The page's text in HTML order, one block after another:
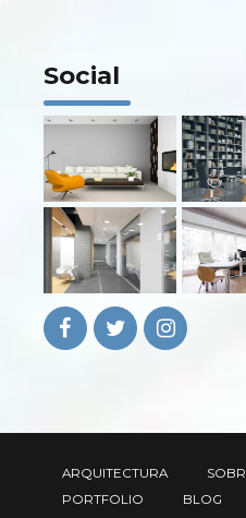
Social
ARQUITECTURA
PORTFOLIO
BLOG